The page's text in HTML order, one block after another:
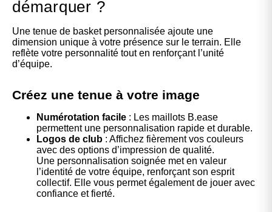
démarquer ?
Une tenue de basket personnalisée ajoute une
dimension unique à votre présence sur le terrain. Elle
reflète votre personnalité tout en renforçant l’unité
d’équipe.
Créez une tenue à votre image
Numérotation facile : Les maillots B.ease
permettent une personnalisation rapide et durable.
Logos de club : Affichez fièrement vos couleurs
avec des options d’impression de qualité.
Une personnalisation soignée met en valeur
l’identité de votre équipe, renforçant son esprit
collectif. Elle vous permet également de jouer avec
confiance et fierté.